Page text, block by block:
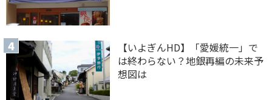
【いよぎんHD】「愛媛統一」で
は終わらない？地銀再編の未来予
想図は